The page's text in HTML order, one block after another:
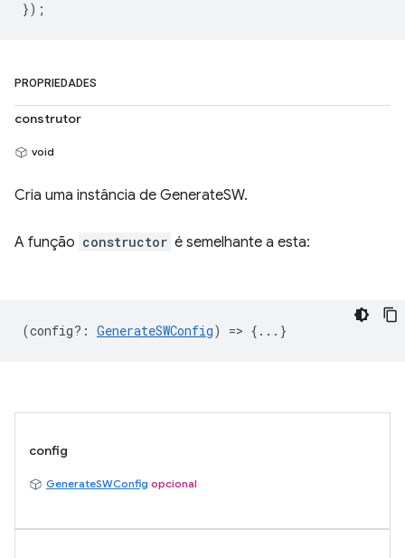
PROPRIEDADES
construtor
void
Cria uma instância de GenerateSW.
A função constructor é semelhante a esta:
(config? : GenerateSWConfig) => {...}
config
GenerateSWConfig opcional